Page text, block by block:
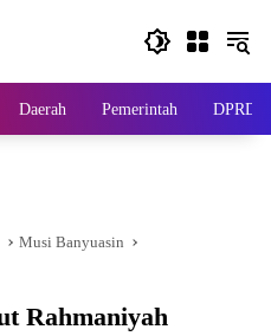
Daerah Pemerintah DPRD
Musi Banyuasin
Rahmaniyah